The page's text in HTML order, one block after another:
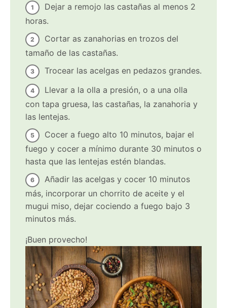
Dejar a remojo las castañas al menos 2
horas.
Cortar as zanahorias en trozos del
tamaño de las castañas.
Trocear las acelgas en pedazos grandes.
Llevar a la olla a presión, o a una olla
con tapa gruesa, las castañas, la zanahoria y
las lentejas.
Cocer a fuego alto 10 minutos, bajar el
fuego y cocer a mínimo durante 30 minutos o
hasta que las lentejas estén blandas.
Añadir las acelgas y cocer 10 minutos
más, incorporar un chorrito de aceite y el
mugui miso, dejar cociendo a fuego bajo 3
minutos más.
¡Buen provecho!